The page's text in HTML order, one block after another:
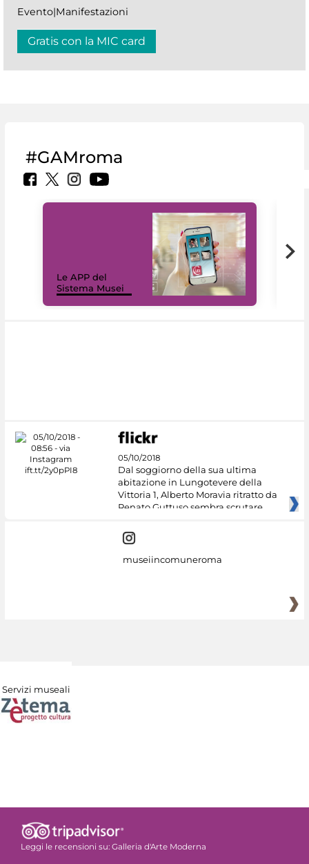
Evento|Manifestazioni
Gratis con la MIC card
#GAMroma
Le APP del
Sistema Musei
05/10/2018
Dal soggiorno della sua ultima
abitazione in Lungotevere della
Vittoria 1, Alberto Moravia ritratto da
Renato Guttuso sembra scrutare
museiincomuneroma
Servizi museali
Leggi le recensioni su: Galleria d'Arte Moderna